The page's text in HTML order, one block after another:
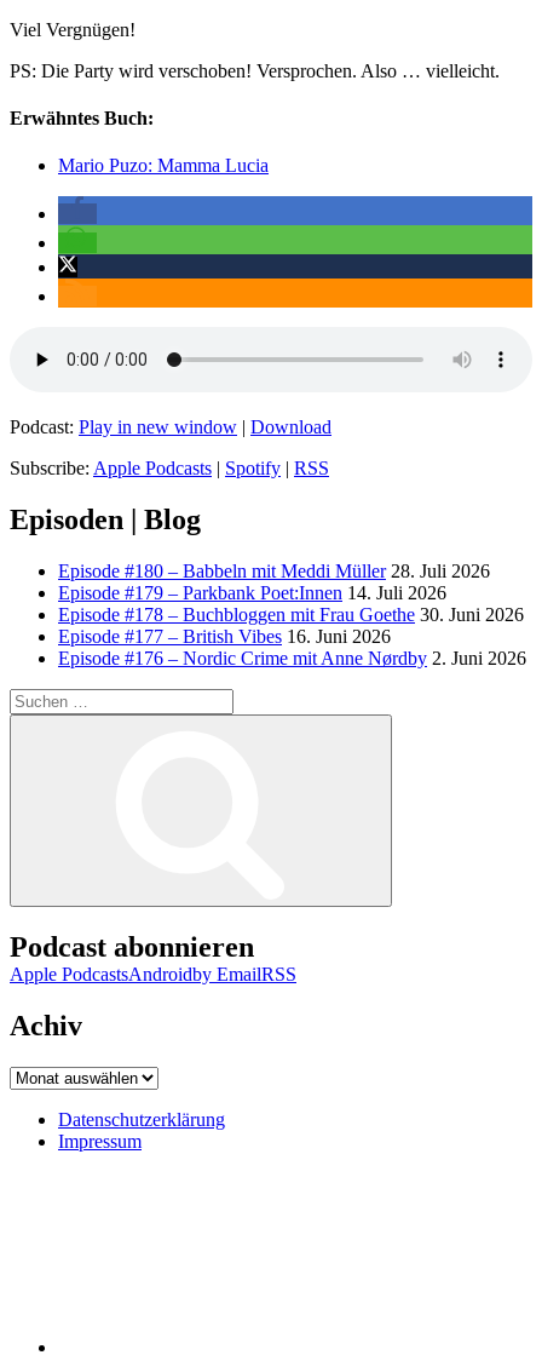
Viel Vergnügen!
PS: Die Party wird verschoben! Versprochen. Also … vielleicht.
Erwähntes Buch:
Mario Puzo: Mamma Lucia
Podcast: Play in new window | Download
Subscribe: Apple Podcasts | Spotify | RSS
Episoden | Blog
Episode #180 – Babbeln mit Meddi Müller 28. Juli 2026
Episode #179 – Parkbank Poet:Innen 14. Juli 2026
Episode #178 – Buchbloggen mit Frau Goethe 30. Juni 2026
Episode #177 – British Vibes 16. Juni 2026
Episode #176 – Nordic Crime mit Anne Nørdby 2. Juni 2026
Suchen
nach:
Podcast abonnieren
Apple PodcastsAndroidby EmailRSS
Achiv
Achiv
Datenschutzerklärung
Impressum